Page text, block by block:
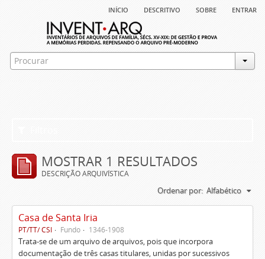
início descritivo sobre entrar
MOSTRAR 1 RESULTADOS
DESCRIÇÃO ARQUIVÍSTICA
Ordenar por: Alfabético
Casa de Santa Iria
PT/TT/ CSI Fundo 1346-1908
Trata-se de um arquivo de arquivos, pois que incorpora
documentação de três casas titulares, unidas por sucessivos